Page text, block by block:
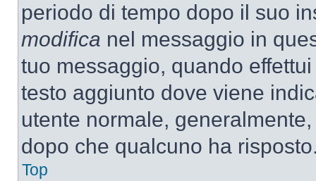
periodo di tempo dopo il suo
modifica nel messaggio in
tuo messaggio, quando
testo aggiunto dove viene
utente normale,
dopo che qualcuno ha
Top